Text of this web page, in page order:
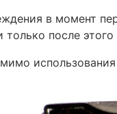
в момент
после